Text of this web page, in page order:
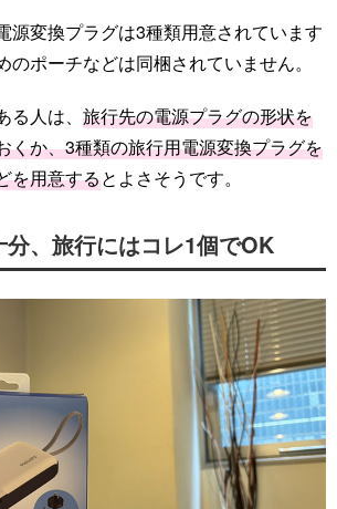
源変換プラグは3種類用意されています
のポーチなどは同梱されていません。
人は、 旅行先の電源プラグの形状を
くか、3種類の旅行用電源変換プラグを
を用意するとよさそうです。
分、旅行にはコレ1個でOK